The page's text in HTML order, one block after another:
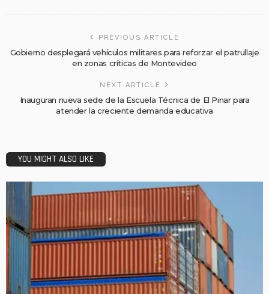
PREVIOUS ARTICLE
Gobierno desplegará vehículos militares para reforzar el patrullaje
en zonas críticas de Montevideo
NEXT ARTICLE
Inauguran nueva sede de la Escuela Técnica de El Pinar para
atender la creciente demanda educativa
YOU MIGHT ALSO LIKE